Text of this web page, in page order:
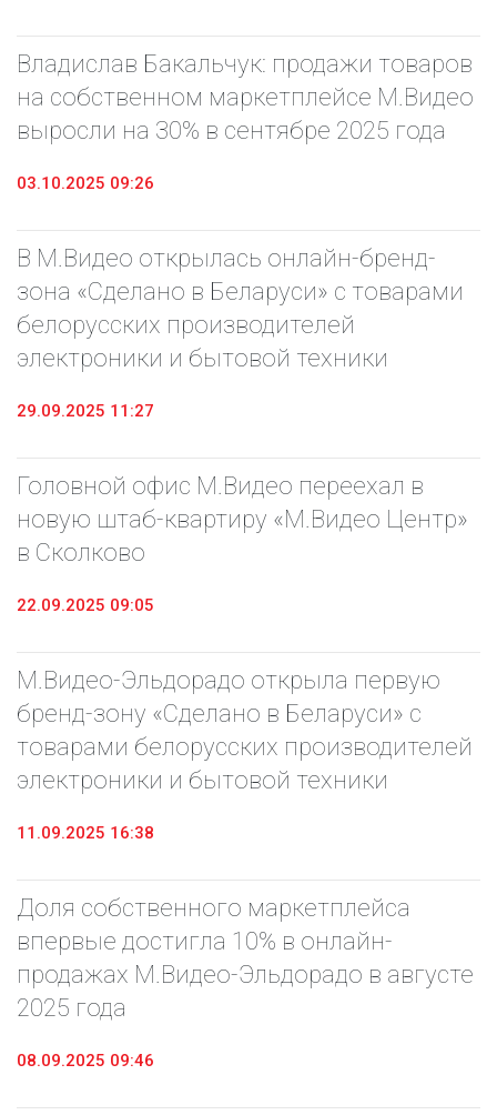
Владислав Бакальчук: продажи товаров
на собственном маркетплейсе М.Видео
выросли на 30% в сентябре 2025 года
03.10.2025 09:26
В М.Видео открылась онлайн-бренд-
зона «Сделано в Беларуси» с товарами
белорусских производителей
электроники и бытовой техники
29.09.2025 11:27
Головной офис М.Видео переехал в
новую штаб-квартиру «М.Видео Центр»
в Сколково
22.09.2025 09:05
М.Видео-Эльдорадо открыла первую
бренд-зону «Сделано в Беларуси» с
товарами белорусских производителей
электроники и бытовой техники
11.09.2025 16:38
Доля собственного маркетплейса
впервые достигла 10% в онлайн-
продажах М.Видео-Эльдорадо в августе
2025 года
08.09.2025 09:46